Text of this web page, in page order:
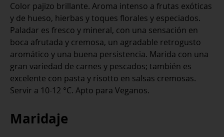
Color pajizo brillante. Aroma intenso a frutas exóticas
y de hueso, hierbas y toques florales y especiados.
Paladar es fresco y mineral, con una sensación en
boca afrutada y cremosa, un agradable retrogusto
aromático y una buena persistencia. Marida con una
gran variedad de carnes y pescados; también es
excelente con pasta y risotto en salsas cremosas.
Servir a 10-12 °C. Apto para Veganos.
Maridaje